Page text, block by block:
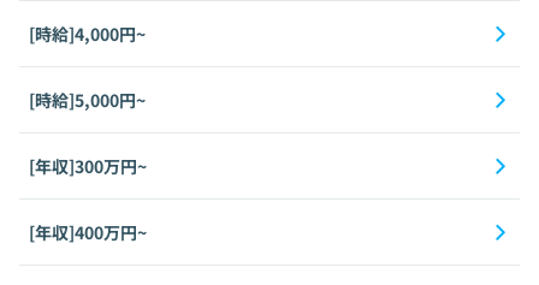
[時給]4,000円~
[時給]5,000円~
[年収]300万円~
[年収]400万円~